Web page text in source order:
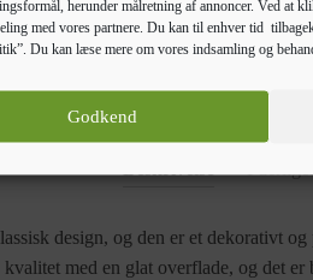
herunder målretning af annoncer. Ved at
med vores partnere. Du kan til enhver tid
Du kan læse mere om vores indsamling og
Godkend
design, og den er et dekorativt
med en glat overflade, og det